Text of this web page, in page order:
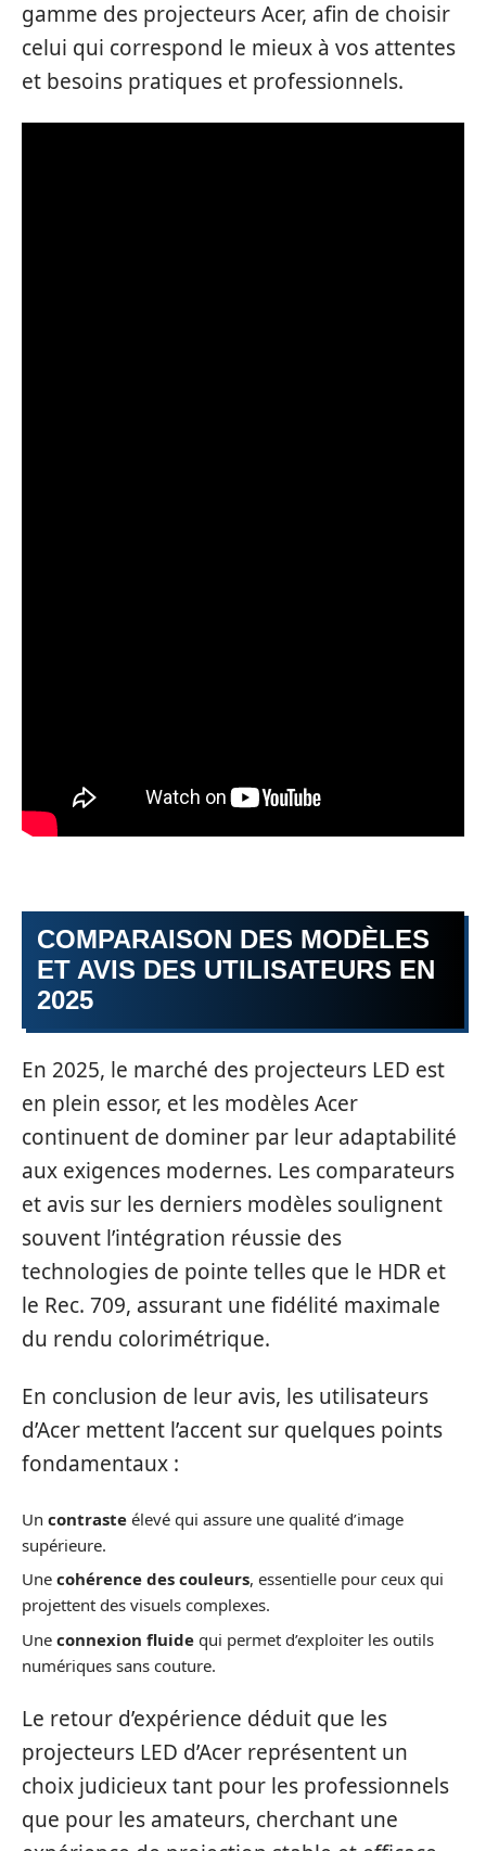
gamme des projecteurs Acer, afin de choisir
celui qui correspond le mieux à vos attentes
et besoins pratiques et professionnels.
COMPARAISON DES MODÈLES
ET AVIS DES UTILISATEURS EN
2025
En 2025, le marché des projecteurs LED est
en plein essor, et les modèles Acer
continuent de dominer par leur adaptabilité
aux exigences modernes. Les comparateurs
et avis sur les derniers modèles soulignent
souvent l’intégration réussie des
technologies de pointe telles que le HDR et
le Rec. 709, assurant une fidélité maximale
du rendu colorimétrique.
En conclusion de leur avis, les utilisateurs
d’Acer mettent l’accent sur quelques points
fondamentaux :
Un contraste élevé qui assure une qualité d’image
supérieure.
Une cohérence des couleurs, essentielle pour ceux qui
projettent des visuels complexes.
Une connexion fluide qui permet d’exploiter les outils
numériques sans couture.
Le retour d’expérience déduit que les
projecteurs LED d’Acer représentent un
choix judicieux tant pour les professionnels
que pour les amateurs, cherchant une